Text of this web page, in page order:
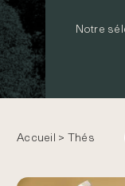
Notre
Accueil > Thés